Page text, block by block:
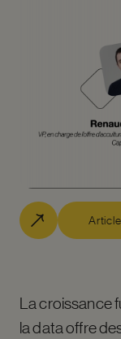
La croissance
la data offre